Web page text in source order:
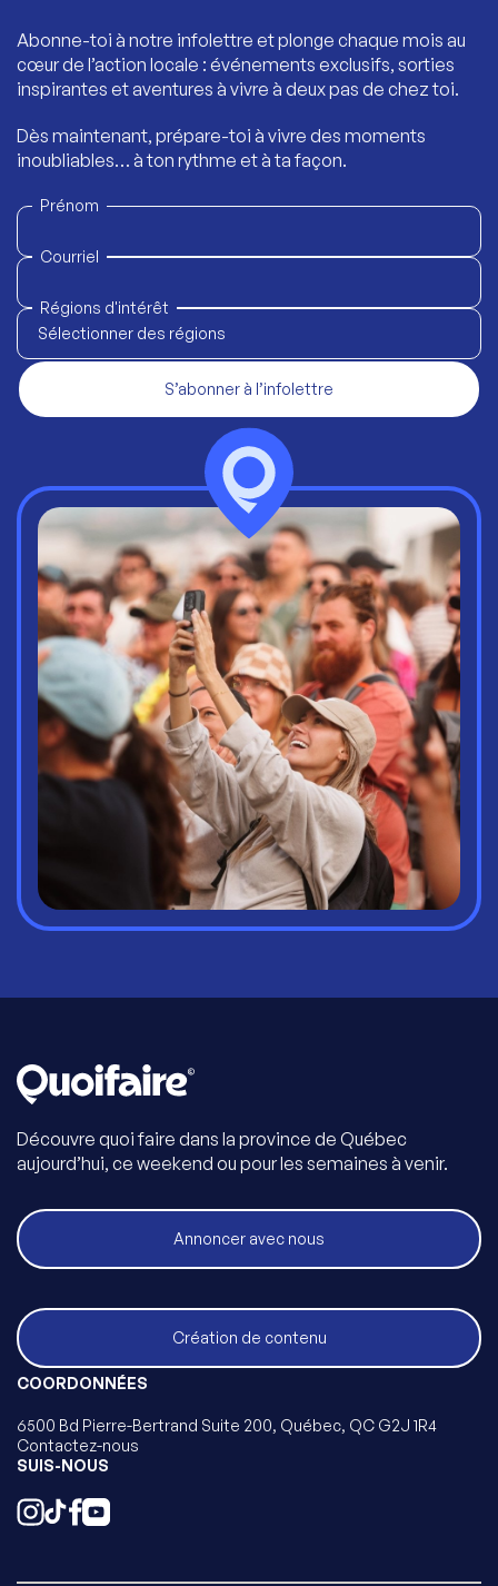
Abonne-toi à notre infolettre et plonge chaque mois au
cœur de l’action locale : événements exclusifs, sorties
inspirantes et aventures à vivre à deux pas de chez toi.
Dès maintenant, prépare-toi à vivre des moments
inoubliables… à ton rythme et à ta façon.
Prénom
Courriel
Régions d'intérêt
Sélectionner des régions
S’abonner à l’infolettre
Découvre quoi faire dans la province de Québec
aujourd’hui, ce weekend ou pour les semaines à venir.
Annoncer avec nous
Création de contenu
COORDONNÉES
6500 Bd Pierre-Bertrand Suite 200, Québec, QC G2J 1R4
Contactez-nous
SUIS-NOUS